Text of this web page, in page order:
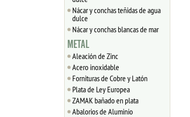
Nácar y conchas teñidas de agua
dulce
Nácar y conchas blancas de mar
METAL
Aleación de Zinc
Acero inoxidable
Fornituras de Cobre y Latón
Plata de Ley Europea
ZAMAK bañado en plata
Abalorios de Aluminio